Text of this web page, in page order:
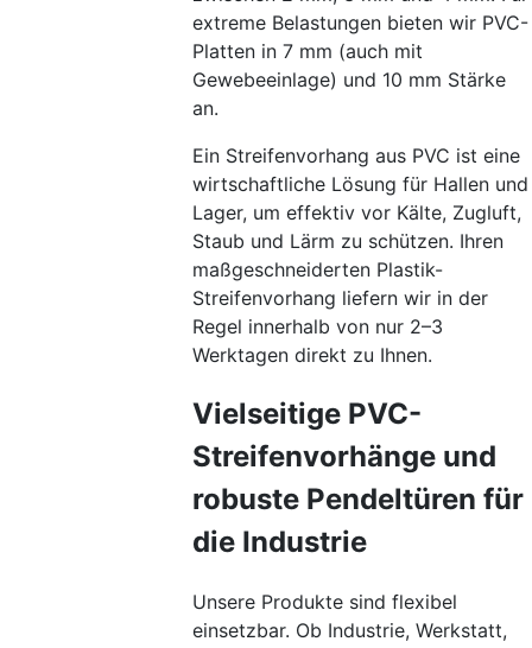
extreme Belastungen bieten wir PVC-
Platten in 7 mm (auch mit
Gewebeeinlage) und 10 mm Stärke
an.
Ein Streifenvorhang aus PVC ist eine
wirtschaftliche Lösung für Hallen und
Lager, um effektiv vor Kälte, Zugluft,
Staub und Lärm zu schützen. Ihren
maßgeschneiderten Plastik-
Streifenvorhang liefern wir in der
Regel innerhalb von nur 2–3
Werktagen direkt zu Ihnen.
Vielseitige PVC-
Streifenvorhänge und
robuste Pendeltüren für
die Industrie
Unsere Produkte sind flexibel
einsetzbar. Ob Industrie, Werkstatt,